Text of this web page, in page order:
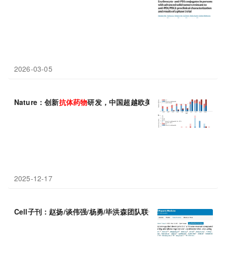
2026-03-05
Nature：创新抗体药物研发，中国超越欧美
2025-12-17
Cell子刊：赵扬/谈伟强/杨勇/毕洪森团队联合报道新型抗瘢痕化合